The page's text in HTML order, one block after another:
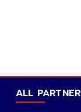
ALL PARTNER